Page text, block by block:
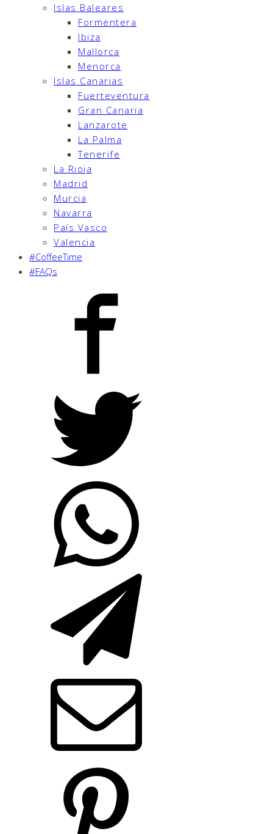
Islas Baleares
Formentera
Ibiza
Mallorca
Menorca
Islas Canarias
Fuerteventura
Gran Canaria
Lanzarote
La Palma
Tenerife
La Rioja
Madrid
Murcia
Navarra
País Vasco
Valencia
#CoffeeTime
#FAQs